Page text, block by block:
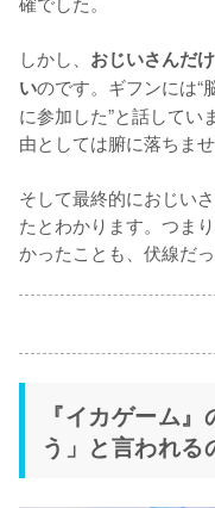
しかし、 おじいさんだ
いのです。ギフンには“
に参加した”と話してい
由としては腑に落ちませ
そして最終的におじい
たとわかります。つま
かったことも、伏線だっ
『イカゲーム
う」と言われる